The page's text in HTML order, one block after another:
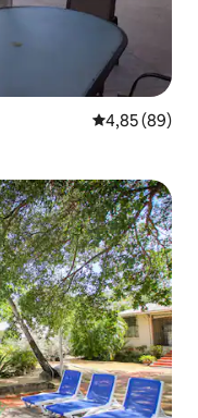
4,85 de uma
4,85 (89)